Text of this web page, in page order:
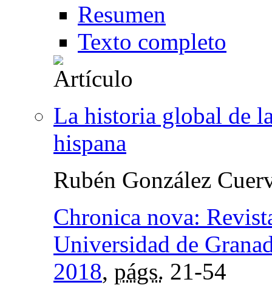
Resumen
Texto completo
La historia global de
hispana
Rubén González
Chronica nova:
Universidad de
2018, págs. 21-54